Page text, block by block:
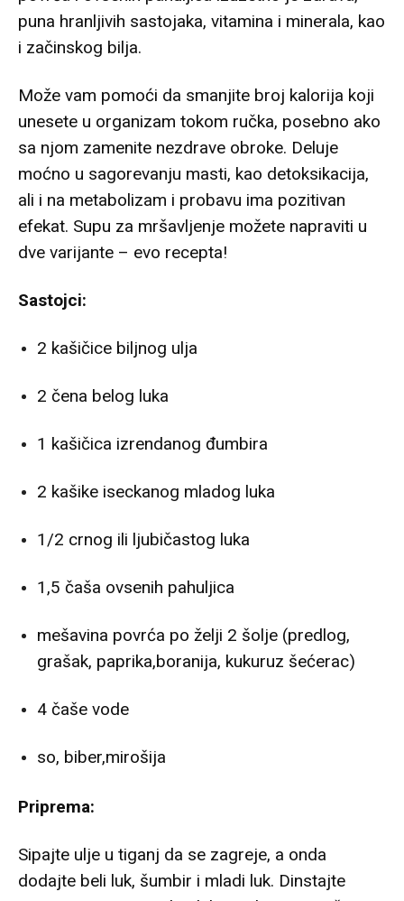
puna hranljivih sastojaka, vitamina i minerala, kao
i začinskog bilja.
Može vam pomoći da smanjite broj kalorija koji
unesete u organizam tokom ručka, posebno ako
sa njom zamenite nezdrave obroke. Deluje
moćno u sagorevanju masti, kao detoksikacija,
ali i na metabolizam i probavu ima pozitivan
efekat. Supu za mršavljenje možete napraviti u
dve varijante – evo recepta!
Sastojci:
2 kašičice biljnog ulja
2 čena belog luka
1 kašičica izrendanog đumbira
2 kašike iseckanog mladog luka
1/2 crnog ili ljubičastog luka
1,5 čaša ovsenih pahuljica
mešavina povrća po želji 2 šolje (predlog,
grašak, paprika,boranija, kukuruz šećerac)
4 čaše vode
so, biber,mirošija
Priprema:
Sipajte ulje u tiganj da se zagreje, a onda
dodajte beli luk, šumbir i mladi luk. Dinstajte